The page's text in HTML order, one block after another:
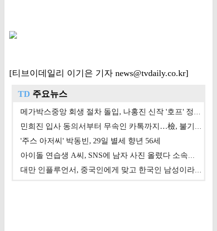
[티브이데일리 이기은 기자 news@tvdaily.co.kr]
TD 주요뉴스
메가박스중앙 회생 절차 돌입, 나홍진 신작 '호프' 정상 개봉에 쏠린 시선 [상반기 결산 기획]
민희진 입사 동의서부터 무속인 카톡까지…檢, 불기소 처분 근거들 [이슈&톡]
'주스 아저씨' 박동빈, 29일 별세 향년 56세
아이돌 연습생 A씨, SNS에 남자 사진 올렸다 소속사 퇴출
대만 인플루언서, 중국인에게 맞고 한국인 남성이라 진술 '후폭풍'